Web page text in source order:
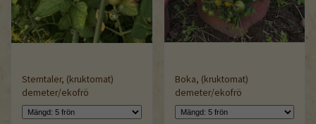
Sterntaler, (kruktomat)
demeter/ekofrö
Boka, (kruktomat)
demeter/ekofrö